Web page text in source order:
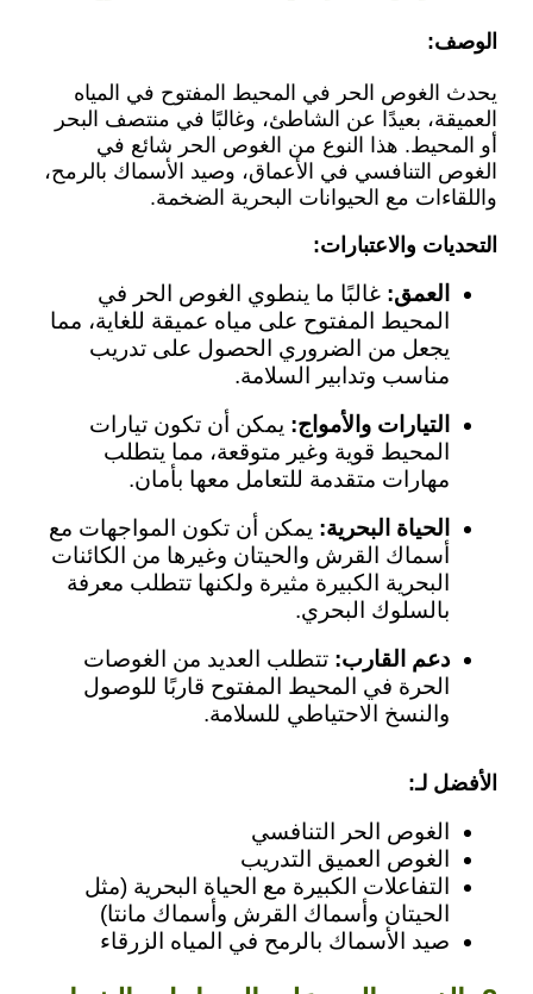
الوصف:
يحدث الغوص الحر في المحيط المفتوح في المياه
العميقة، بعيدًا عن الشاطئ، وغالبًا في منتصف البحر
أو المحيط. هذا النوع من الغوص الحر شائع في
الغوص التنافسي في الأعماق، وصيد الأسماك بالرمح،
واللقاءات مع الحيوانات البحرية الضخمة.
التحديات والاعتبارات:
العمق: غالبًا ما ينطوي الغوص الحر في
المحيط المفتوح على مياه عميقة للغاية، مما
يجعل من الضروري الحصول على تدريب
مناسب وتدابير السلامة.
التيارات والأمواج: يمكن أن تكون تيارات
المحيط قوية وغير متوقعة، مما يتطلب
مهارات متقدمة للتعامل معها بأمان.
الحياة البحرية: يمكن أن تكون المواجهات مع
أسماك القرش والحيتان وغيرها من الكائنات
البحرية الكبيرة مثيرة ولكنها تتطلب معرفة
بالسلوك البحري.
دعم القارب: تتطلب العديد من الغوصات
الحرة في المحيط المفتوح قاربًا للوصول
والنسخ الاحتياطي للسلامة.
الأفضل لـ:
الغوص الحر التنافسي
الغوص العميق التدريب
التفاعلات الكبيرة مع الحياة البحرية (مثل
الحيتان وأسماك القرش وأسماك مانتا)
صيد الأسماك بالرمح في المياه الزرقاء